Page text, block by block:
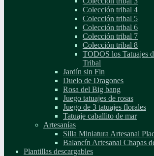
Colección tribal 4
Colección tribal 5
Colección tribal 6
Colección tribal 7
Colección tribal 8
TODOS los Tatuajes
Tribal
Jardín sin Fin
Duelo de Dragones
Rosa del Big bang
Juego tatuajes de rosas
Juego de 3 tatuajes florales
Tatuaje caballito de mar
Artesanías
Silla Miniatura Artesanal
Balancín Artesanal Chapas
Plantillas descargables